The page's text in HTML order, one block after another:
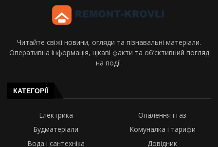
Читайте свіжі новини, огляди та пізнавальні матеріали.
Оперативна інформація, цікаві факти та об’єктивний погляд
на події.
КАТЕГОРІЇ
Електрика
Опалення і газ
Будматеріали
Комуналка і тарифи
Вода і сантехніка
Довідник